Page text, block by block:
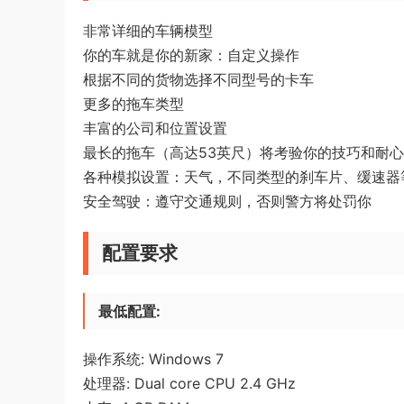
非常详细的车辆模型
你的车就是你的新家：自定义操作
根据不同的货物选择不同型号的卡车
更多的拖车类型
丰富的公司和位置设置
最长的拖车（高达53英尺）将考验你的技巧和耐心
各种模拟设置：天气，不同类型的刹车片、缓速器
安全驾驶：遵守交通规则，否则警方将处罚你
配置要求
最低配置:
操作系统: Windows 7
处理器: Dual core CPU 2.4 GHz